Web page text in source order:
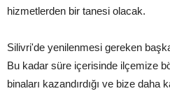
hizmetlerden bir tanesi olacak.
Silivri'de yenilenmesi gereken
Bu kadar süre içerisinde ilçemize
binaları kazandırdığı ve bize